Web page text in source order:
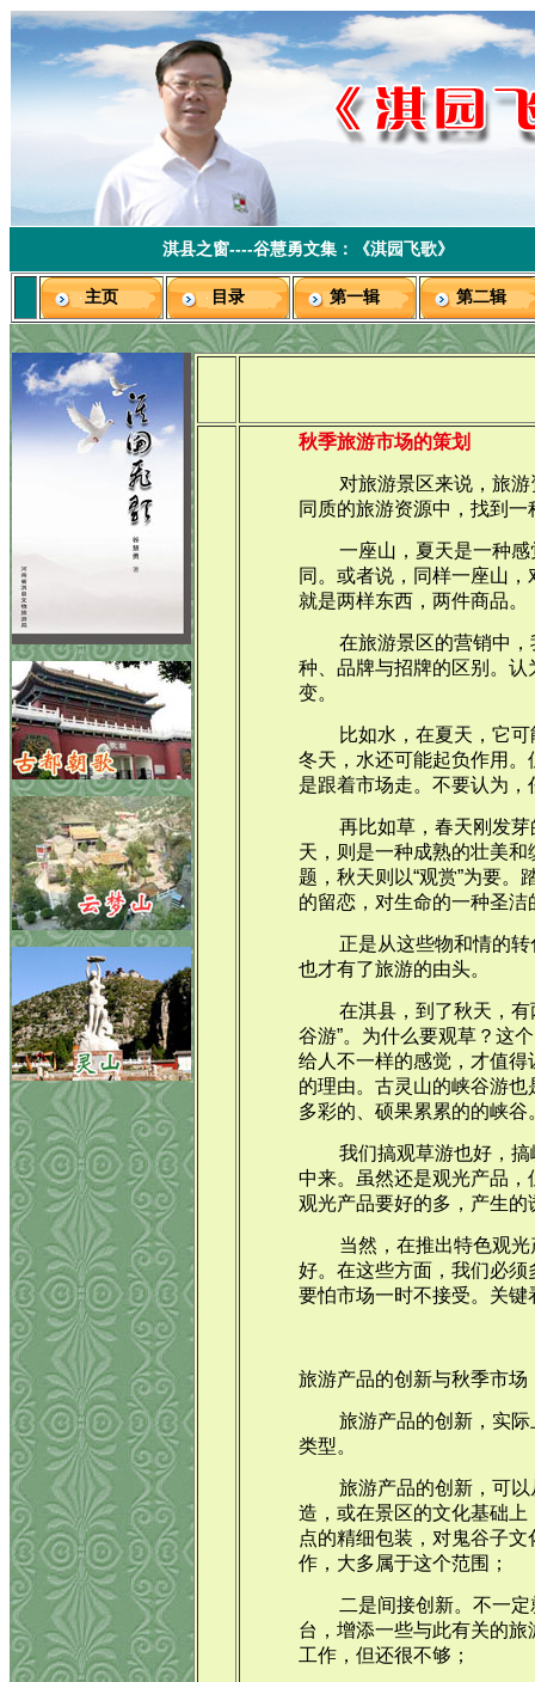
淇县之窗----谷慧勇文集：《淇园飞歌》
主页 目录 第一辑 第二辑
秋季旅游市场的策划
对旅游景区来说，旅
同质的旅游资源中，找到
一座山，夏天是一种
同。或者说，同样一座山
就是两样东西，两件商品。
在旅游景区的营销中
种、品牌与招牌的区别。
变。
比如水，在夏天，它
冬天，水还可能起负作用
是跟着市场走。不要认为
再比如草，春天刚发
天，则是一种成熟的壮美和
题，秋天则以“观赏”为要。
的留恋，对生命的一种圣洁
正是从这些物和情的
也才有了旅游的由头。
在淇县，到了秋天，有
谷游”。为什么要观草？这
给人不一样的感觉，才值
的理由。古灵山的峡谷游
多彩的、硕果累累的的峡谷
我们搞观草游也好，
中来。虽然还是观光产品
观光产品要好的多，产生的
当然，在推出特色观
好。在这些方面，我们必
要怕市场一时不接受。关
旅游产品的创新与秋季市场
旅游产品的创新，实
类型。
旅游产品的创新，可
造，或在景区的文化基础
点的精细包装，对鬼谷子
作，大多属于这个范围；
二是间接创新。不一
台，增添一些与此有关的
工作，但还很不够；